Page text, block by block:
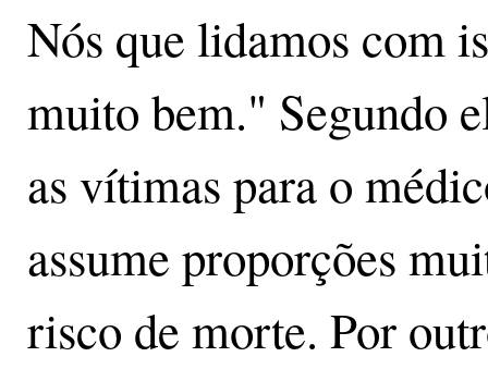
Nós que lidamos com
muito bem." Segundo
as vítimas para o
assume proporções
risco de morte. Por